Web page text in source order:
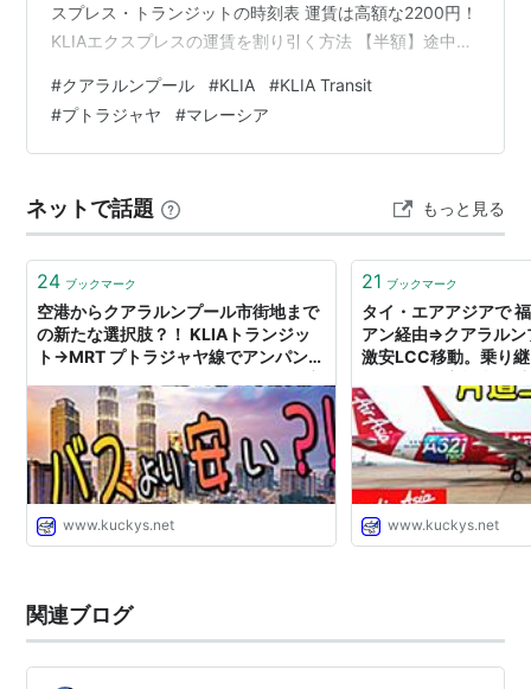
スプレス・トランジットの時刻表 運賃は高額な2200円！
KLIAエクスプレスの運賃を割り引く方法 【半額】途中駅
円で利用可能 ①ピンクモスク ②フードコート ③プト
ラジャヤ線に接続 プトラジャヤ下車のデメリット 列車が
30分間隔で長時間待つ 荷物が多いと面倒 まとめ KLIAエ
際空港を利用する外国人観光客にとって、…
#クアラルンプール #KLIA #KLIA Transit
#プトラジャヤ #マレーシア
ネットで話題 もっと見る
24 ブックマーク
空港からクアラルンプール市街地まで
の新たな選択肢？！ KLIAトランジッ
ト→MRT プトラジャヤ線でアンパンパ
かった♪ - 独りぼっちのお気楽マイル道
ANA SFC 思想”たまには贅沢もいいじ
ゃない？”
www.kuckys.net
21 ブックマーク
タイ・エアアジアで
アン経由⇒クアラル
激安LCC移動。乗り
- 独りぼっちのお気楽
SFC 思想”たまには贅
い？”
www.kuckys.net
関連ブログ